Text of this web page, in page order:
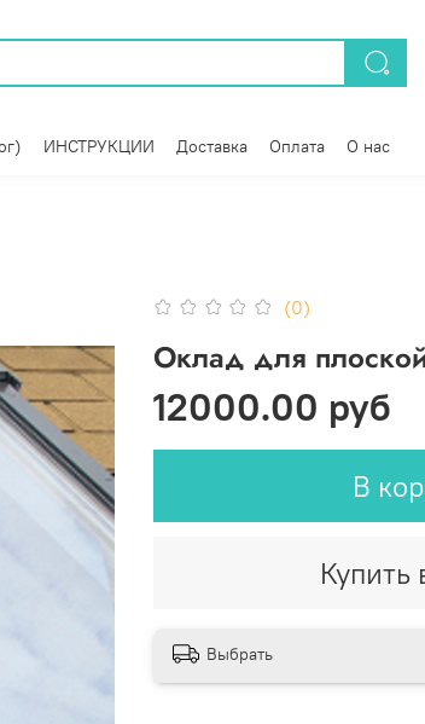
ИНСТРУКЦИИ Доставка Оплата О нас
(0)
Оклад для
12000.00 руб
В
Купить
Выбрать